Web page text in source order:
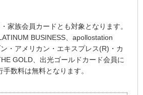
族会員カードとも対象となります。
BUSINESS、apollostation
・アメリカン・エキスプレス(R)・カ
GOLD、出光ゴールドカード会員に
数料は無料となります。